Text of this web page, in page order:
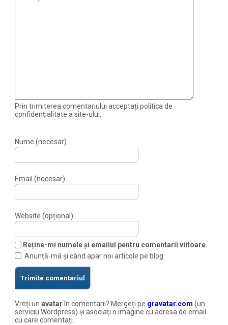
Prin trimiterea comentariului acceptați politica de
confidențialitate a site-ului.
Nume (necesar)
Email (necesar)
Website (opțional)
Reține-mi numele și emailul pentru comentarii viitoare.
Anunță-mă și când apar noi articole pe blog.
Vreți unavatarîn comentarii? Mergeți pe gravatar.com (un
serviciu Wordpress) și asociați o imagine cu adresa de email
cu care comentați.